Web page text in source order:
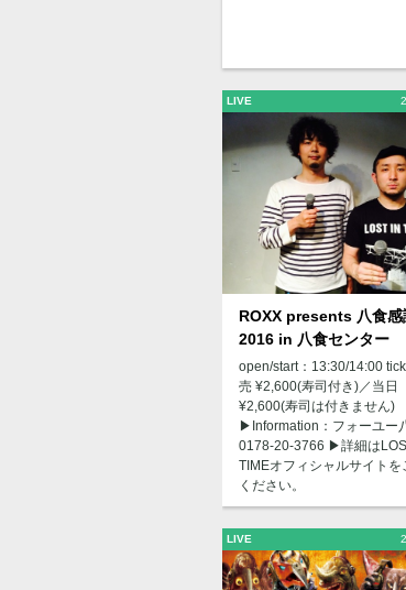
LIVE
ROXX presents 八食感
2016 in 八食センター
open/start：13:30/14:00
売 ¥2,600(寿司付き)／当日
¥2,600(寿司は付きません)
▶︎Information：フォーユー
0178-20-3766 ▶︎詳細は
TIMEオフィシャルサイトを
ください。
LIVE